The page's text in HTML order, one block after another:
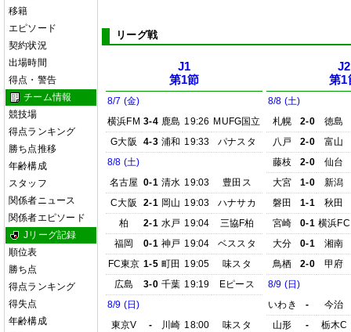
移籍
エピソード
契約状況
出場時間
得点・警告
チーム情報
競技場
得点ランキング
勝ち点推移
年齢構成
スタッフ
関係者ニュース
関係者エピソード
Jリーグ記録
順位表
勝ち点
得点ランキング
得失点
年齢構成
リーグ戦
J1
第1節
8/7 (金)
横浜FM 3-4 鹿島 19:26 MUFG国立
G大阪
4-3 浦和 19:33
パナスタ
8/8 (土)
名古屋 0-1 清水 19:03
豊田ス
C大阪
2-1 岡山 19:03
ハナサカ
柏
2-1 水戸 19:04
三協F柏
福岡
0-1 神戸 19:04
ベススタ
FC東京 1-5 町田 19:05
味スタ
広島
3-0 千葉 19:19
Eピース
8/9 (日)
東京V
- 川崎 18:00
味スタ
J2
第1
8/8 (土)
札幌
2-0
徳島
八戸
2-0
富山
藤枝
2-0
仙台
大宮
1-0
新潟
磐田
1-1
秋田
宮崎
0-1 横浜FC
大分
0-1
湘南
鳥栖
2-0
甲府
8/9 (日)
いわき
-
今治
山形
- 栃木C